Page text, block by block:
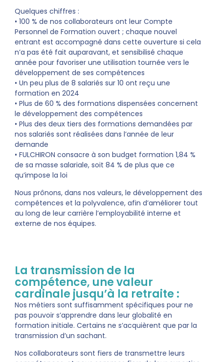
Quelques chiffres :
• 100 % de nos collaborateurs ont leur Compte
Personnel de Formation ouvert ; chaque nouvel
entrant est accompagné dans cette ouverture si cela
n’a pas été fait auparavant, et sensibilisé chaque
année pour favoriser une utilisation tournée vers le
développement de ses compétences
• Un peu plus de 8 salariés sur 10 ont reçu une
formation en 2024
• Plus de 60 % des formations dispensées concernent
le développement des compétences
• Plus des deux tiers des formations demandées par
nos salariés sont réalisées dans l’année de leur
demande
• FULCHIRON consacre à son budget formation 1,84 %
de sa masse salariale, soit 84 % de plus que ce
qu’impose la loi
Nous prônons, dans nos valeurs, le développement des
compétences et la polyvalence, afin d’améliorer tout
au long de leur carrière l’employabilité interne et
externe de nos équipes.
La transmission de la
compétence, une valeur
cardinale jusqu’à la retraite :
Nos métiers sont suffisamment spécifiques pour ne
pas pouvoir s’apprendre dans leur globalité en
formation initiale. Certains ne s’acquièrent que par la
transmission d’un sachant.
Nos collaborateurs sont fiers de transmettre leurs